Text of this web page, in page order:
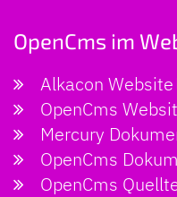
OpenCms im
Alkacon Website
OpenCms
Mercury
OpenCms
OpenCms